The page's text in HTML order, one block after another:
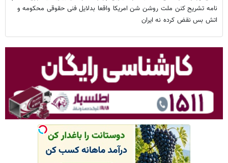
نامه تشریح کنن ملت روشن شن امریکا واقعا بدلایل فنی حقوقی محکومه و
اتش بس نقض کرده نه ایران